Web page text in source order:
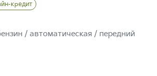
кредит
/ автоматическая / передний